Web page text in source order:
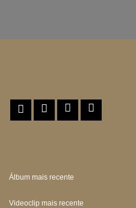
Álbum mais recente
Videoclip mais recente